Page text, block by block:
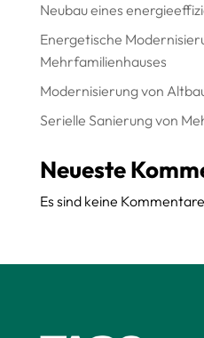
Neubau eines
Energetische
Mehrfamilienhauses
Modernisierung von
Serielle Sanierung von
Neueste
Es sind keine